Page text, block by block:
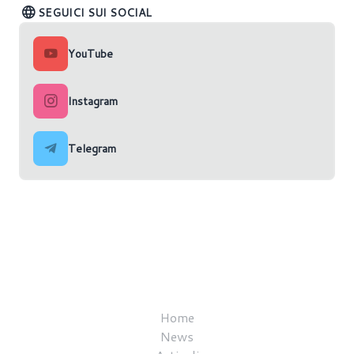
SEGUICI SUI SOCIAL
YouTube
Instagram
Telegram
Home
News